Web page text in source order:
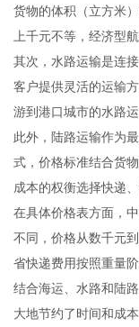
货物的体积（立方米
上千元不等，经济型
其次，水路运输是连
客户提供灵活的运输
游到港口城市的水路
此外，陆路运输作为
式，价格标准结合货
成本的权衡选择快递
在具体价格表方面，
不同，价格从数千元
省快递费用按照重量
结合海运、水路和陆
大地节约了时间和成